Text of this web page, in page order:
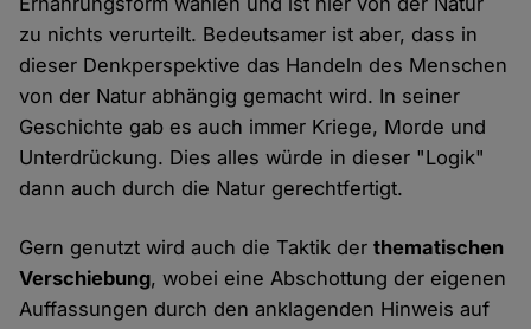
zu nichts verurteilt. Bedeutsamer ist aber, dass in
dieser Denkperspektive das Handeln des Menschen
von der Natur abhängig gemacht wird. In seiner
Geschichte gab es auch immer Kriege, Morde und
Unterdrückung. Dies alles würde in dieser "Logik"
dann auch durch die Natur gerechtfertigt.
Gern genutzt wird auch die Taktik derthematischen
Verschiebung, wobei eine Abschottung der eigenen
Auffassungen durch den anklagenden Hinweis auf